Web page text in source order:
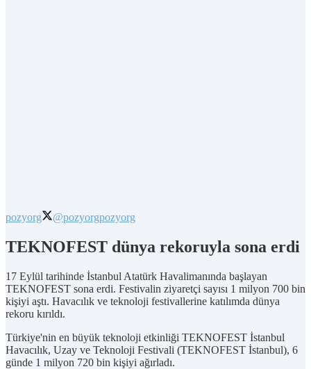
pozyorg @pozyorgpozyorg
TEKNOFEST dünya rekoruyla sona erdi
17 Eylül tarihinde İstanbul Atatürk Havalimanında başlayan
TEKNOFEST sona erdi. Festivalin ziyaretçi sayısı 1 milyon 700 bin
kişiyi aştı. Havacılık ve teknoloji festivallerine katılımda dünya
rekoru kırıldı.
Türkiye'nin en büyük teknoloji etkinliği TEKNOFEST İstanbul
Havacılık, Uzay ve Teknoloji Festivali (TEKNOFEST İstanbul), 6
günde 1 milyon 720 bin kişiyi ağırladı.